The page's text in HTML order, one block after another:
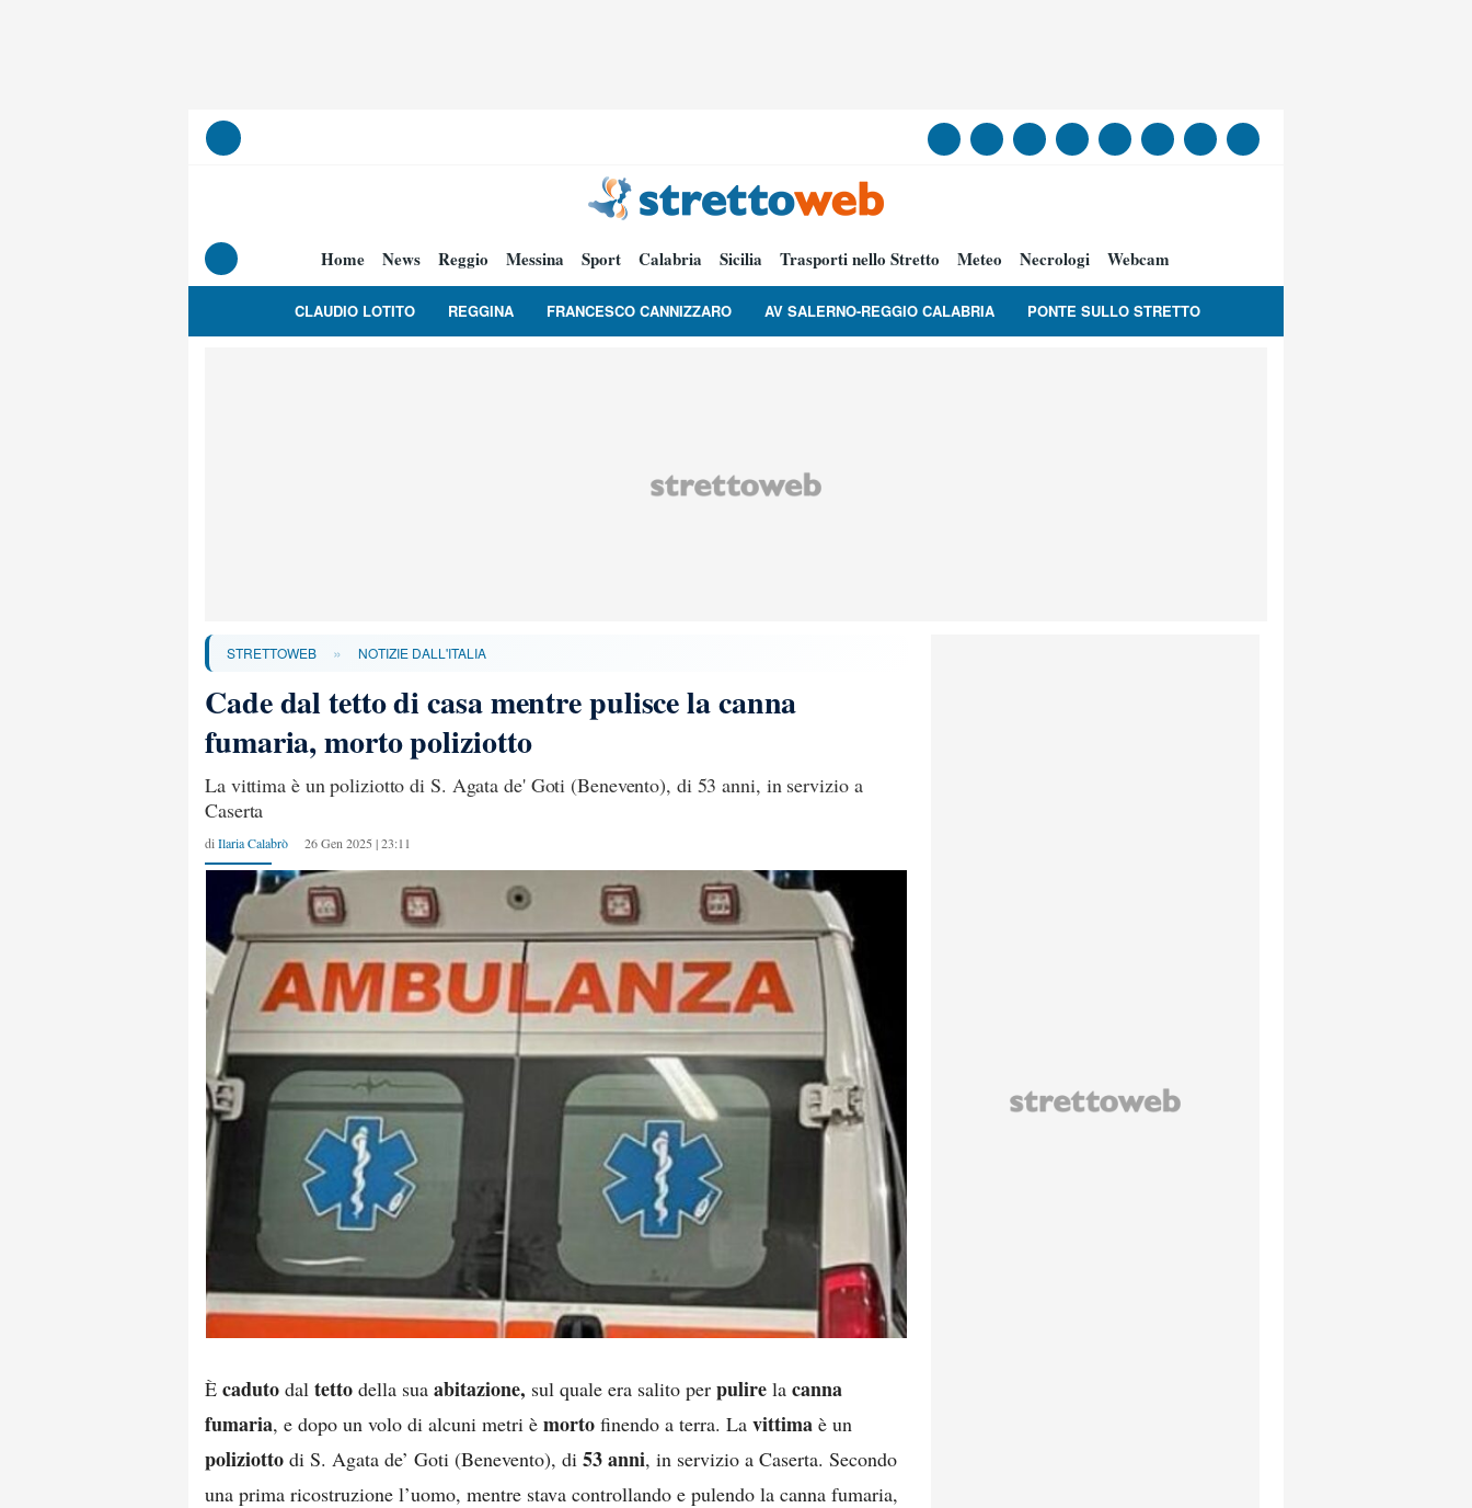
Home News Reggio Messina Sport Calabria Sicilia Trasporti nello Stretto Meteo Necrologi Webcam
CLAUDIO LOTITO REGGINA FRANCESCO CANNIZZARO AV SALERNO-REGGIO CALABRIA PONTE SULLO STRETTO
STRETTOWEB » NOTIZIE DALL'ITALIA
Cade dal tetto di casa mentre pulisce la canna
fumaria, morto poliziotto
La vittima è un poliziotto di S. Agata de' Goti (Benevento), di 53 anni, in servizio a
Caserta
di Ilaria Calabrò 26 Gen 2025 | 23:11
È caduto dal tetto della sua abitazione, sul quale era salito per pulire la canna
fumaria, e dopo un volo di alcuni metri è morto finendo a terra. La vittima è un
poliziotto di S. Agata de’ Goti (Benevento), di 53 anni, in servizio a Caserta. Secondo
una prima ricostruzione l’uomo, mentre stava controllando e pulendo la canna fumaria,